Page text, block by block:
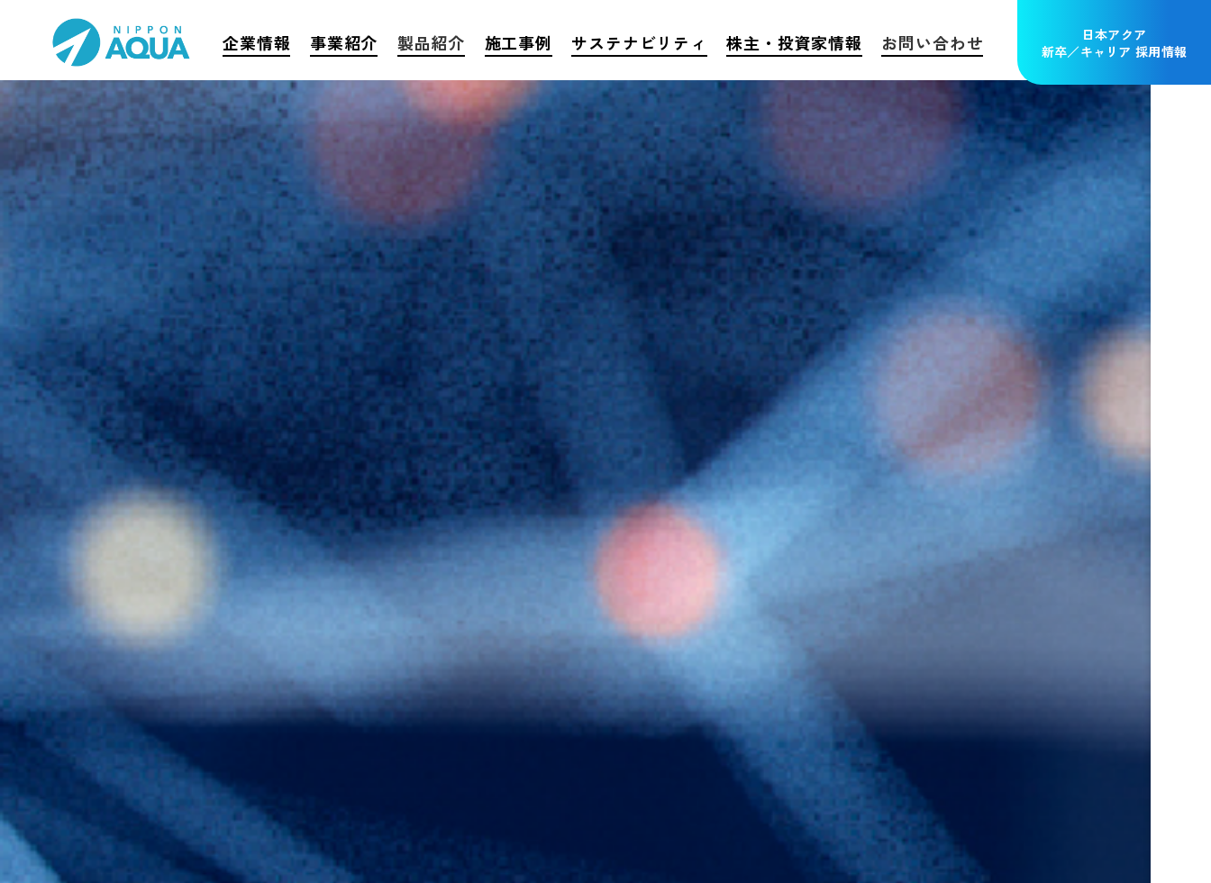
企業情報 事業紹介 製品紹介 施工事例 サステナビリティ 株主・投資家情報 お問い合わせ
日本アクア
新卒／キャリア 採用情報